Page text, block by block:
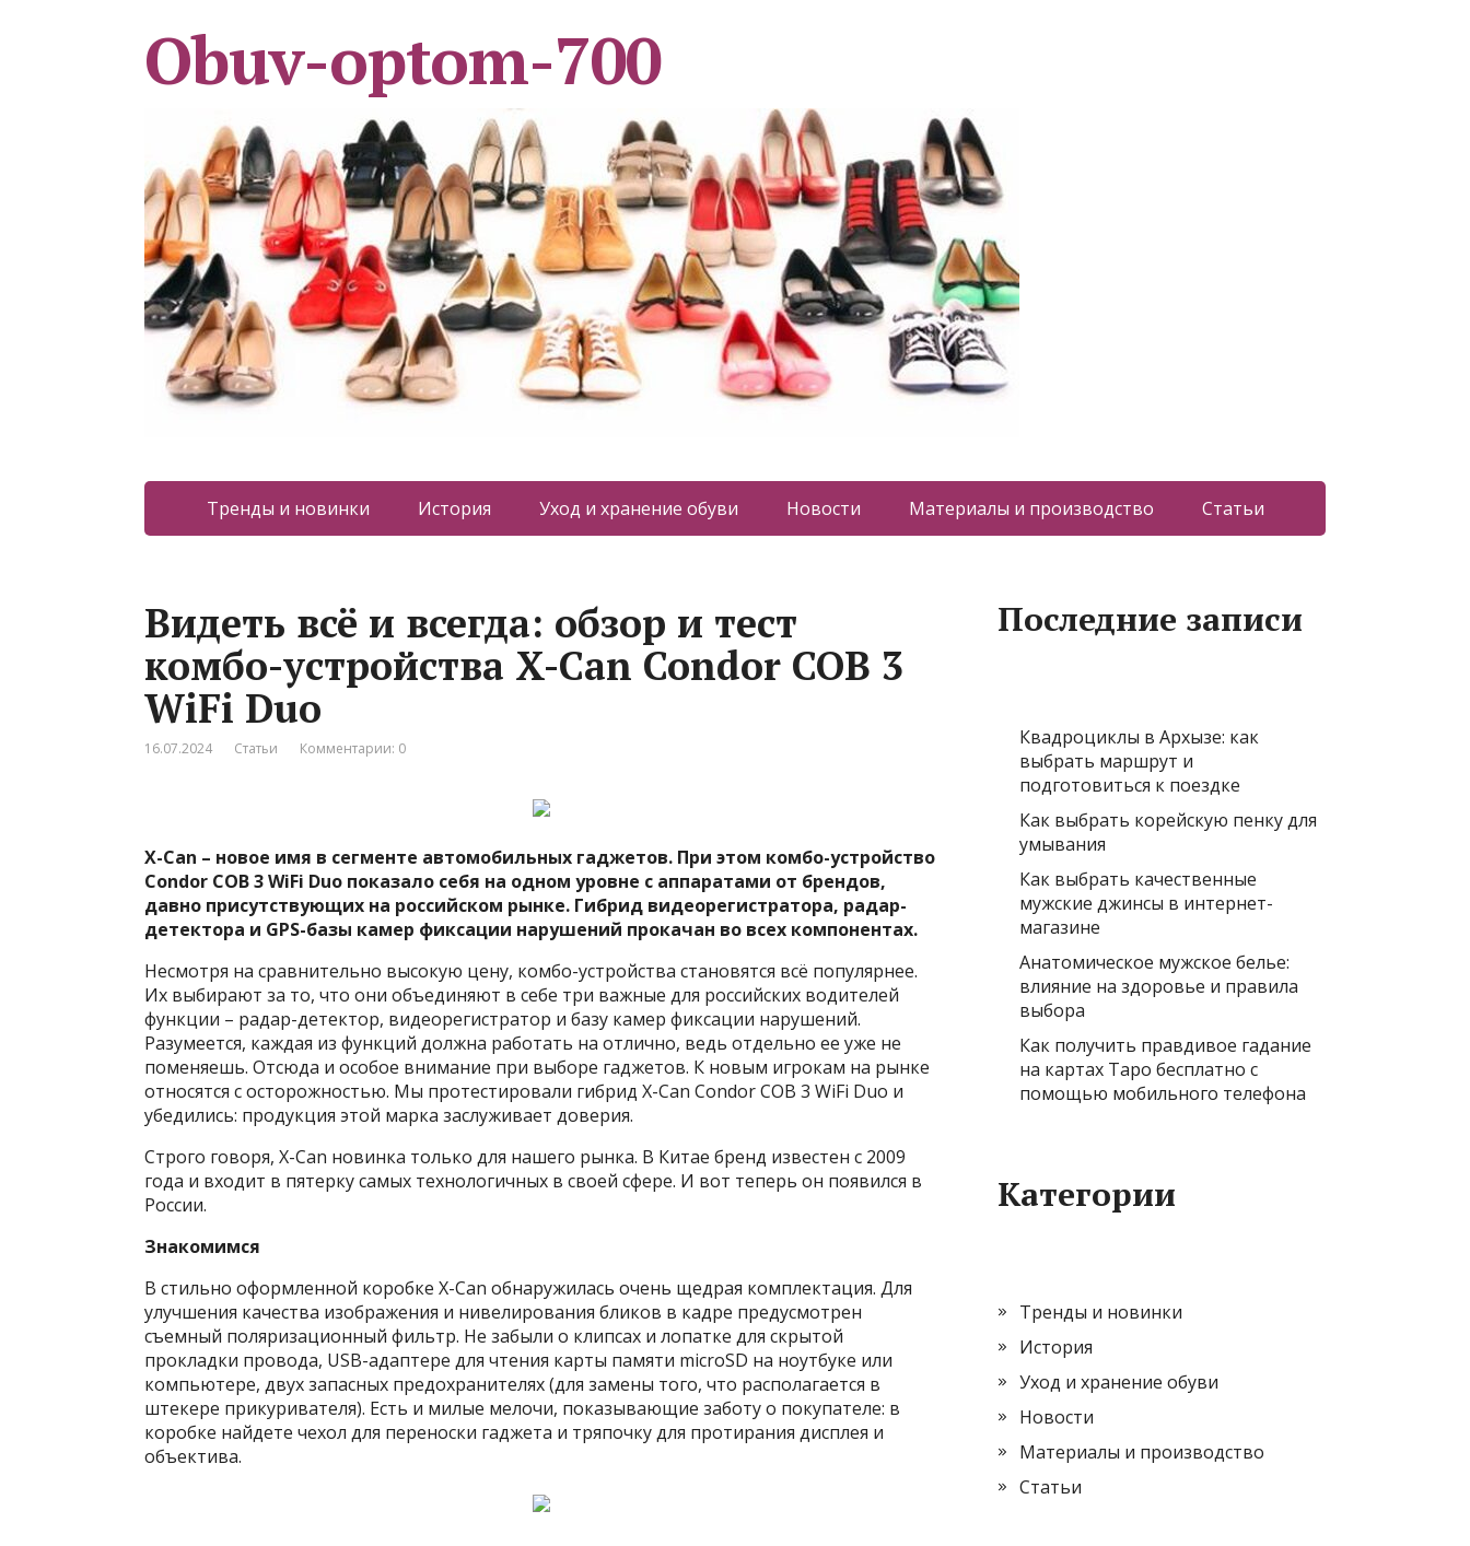
Obuv-optom-700
Тренды и новинки История Уход и хранение обуви Новости Материалы и производство Статьи
Видеть всё и всегда: обзор и тест
комбо-устройства X-Can Condor COB 3
WiFi Duo
16.07.2024 Статьи Комментарии: 0
X-Can – новое имя в сегменте автомобильных гаджетов. При этом комбо-устройство
Condor COB 3 WiFi Duo показало себя на одном уровне с аппаратами от брендов,
давно присутствующих на российском рынке. Гибрид видеорегистратора, радар-
детектора и GPS-базы камер фиксации нарушений прокачан во всех компонентах.
Несмотря на сравнительно высокую цену, комбо-устройства становятся всё популярнее.
Их выбирают за то, что они объединяют в себе три важные для российских водителей
функции – радар-детектор, видеорегистратор и базу камер фиксации нарушений.
Разумеется, каждая из функций должна работать на отлично, ведь отдельно ее уже не
поменяешь. Отсюда и особое внимание при выборе гаджетов. К новым игрокам на рынке
относятся с осторожностью. Мы протестировали гибрид X-Can Condor COB 3 WiFi Duo и
убедились: продукция этой марка заслуживает доверия.
Строго говоря, X-Can новинка только для нашего рынка. В Китае бренд известен с 2009
года и входит в пятерку самых технологичных в своей сфере. И вот теперь он появился в
России.
Знакомимся
В стильно оформленной коробке X-Can обнаружилась очень щедрая комплектация. Для
улучшения качества изображения и нивелирования бликов в кадре предусмотрен
съемный поляризационный фильтр. Не забыли о клипсах и лопатке для скрытой
прокладки провода, USB-адаптере для чтения карты памяти microSD на ноутбуке или
компьютере, двух запасных предохранителях (для замены того, что располагается в
штекере прикуривателя). Есть и милые мелочи, показывающие заботу о покупателе: в
коробке найдете чехол для переноски гаджета и тряпочку для протирания дисплея и
объектива.
Последние записи
Квадроциклы в Архызе: как
выбрать маршрут и
подготовиться к поездке
Как выбрать корейскую пенку для
умывания
Как выбрать качественные
мужские джинсы в интернет-
магазине
Анатомическое мужское белье:
влияние на здоровье и правила
выбора
Как получить правдивое гадание
на картах Таро бесплатно с
помощью мобильного телефона
Категории
Тренды и новинки
История
Уход и хранение обуви
Новости
Материалы и производство
Статьи